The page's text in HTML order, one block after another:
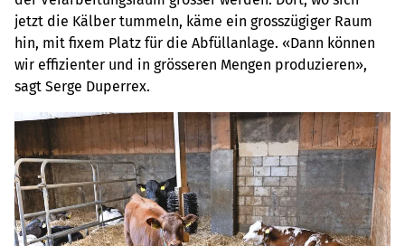
jetzt die Kälber tummeln, käme ein grosszügiger Raum
hin, mit fixem Platz für die Abfüllanlage. «Dann können
wir effizienter und in grösseren Mengen produzieren»,
sagt Serge Duperrex.